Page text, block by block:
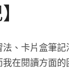
、卡片盒筆
在閱讀方面